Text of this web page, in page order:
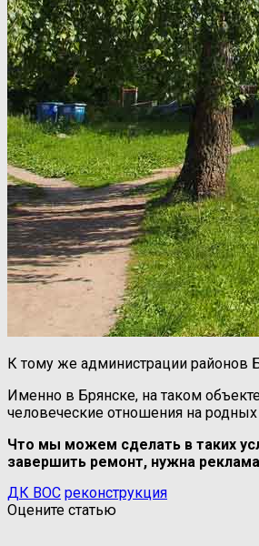
К тому же администрации районов
Именно в Брянске, на таком
человеческие отношения на родных
Что мы можем сделать в таких
завершить ремонт, нужна
ДК ВОС реконструкция
Оцените статью